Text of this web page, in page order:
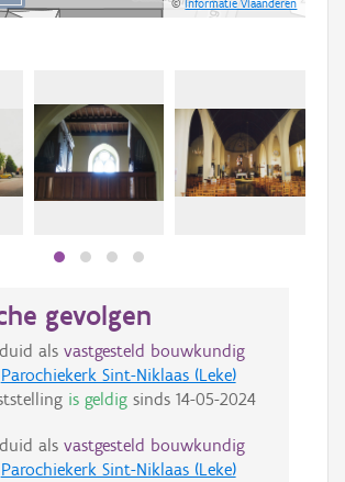
©Informatie Vlaanderen
gevolgen
als vastgesteld bouwkundig
Parochiekerk Sint-Niklaas (Leke)
is geldigsinds 14-05-2024
als vastgesteld bouwkundig
Parochiekerk Sint-Niklaas (Leke)